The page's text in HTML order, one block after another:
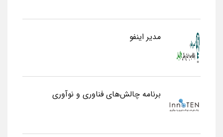
مدیر اینفو
برنامه چالش‌های فناوری و نوآوری